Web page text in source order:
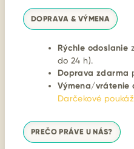
DOPRAVA & VÝMENA
Rýchle odoslanie
do 24 h).
Doprava zdarma
Výmena/vrátenie
Darčekové
PREČO PRÁVE U NÁS?